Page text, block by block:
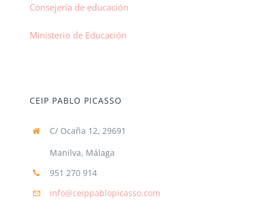
Consejería de educación
Ministerio de Educación
CEIP PABLO PICASSO
C/ Ocaña 12, 29691
Manilva, Málaga
951 270 914
info@ceippablopicasso.com